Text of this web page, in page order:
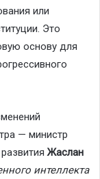
или
Это
основу для
— министр
развитияЖаслан
интеллекта